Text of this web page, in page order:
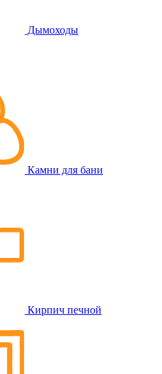
Дымоходы
Камни для бани
Кирпич печной